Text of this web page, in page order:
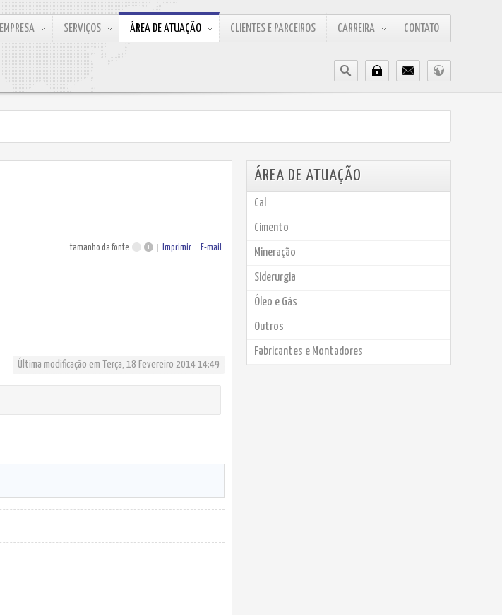
EMPRESA SERVIÇOS ÁREA DE ATUAÇÃO CLIENTES E PARCEIROS CARREIRA CONTATO
tamanho da fonte Imprimir E-mail
Última modificação em Terça, 18 Fevereiro 2014 14:49
ÁREA DE ATUAÇÃO
Cal
Cimento
Mineração
Siderurgia
Óleo e Gás
Outros
Fabricantes e Montadores